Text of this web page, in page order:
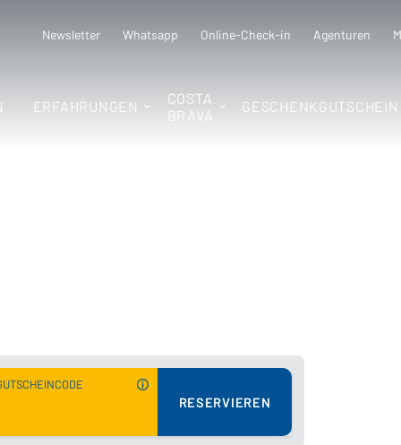
Newsletter Whatsapp Online-Check-in Agenturen
ERFAHRUNGEN
COSTA
BRAVA
GESCHENKGUTSCHEIN
RESERVIEREN